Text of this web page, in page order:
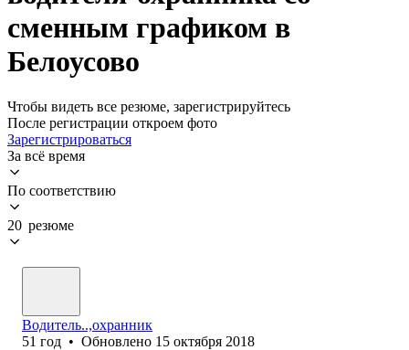
сменным графиком в
Белоусово
Чтобы видеть все резюме, зарегистрируйтесь
После регистрации откроем фото
Зарегистрироваться
За всё время
По соответствию
20 резюме
Водитель..,охранник
51 год • Обновлено 15 октября 2018